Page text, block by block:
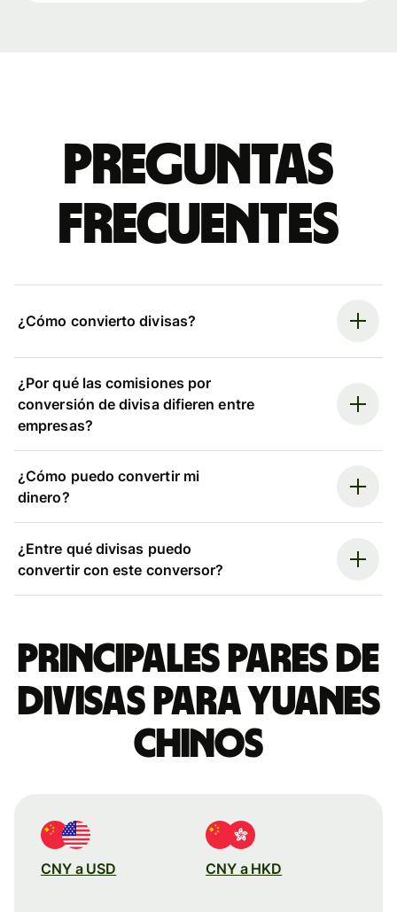
Preguntas
frecuentes
¿Cómo convierto divisas?
¿Por qué las comisiones por
conversión de divisa difieren entre
empresas?
¿Cómo puedo convertir mi
dinero?
¿Entre qué divisas puedo
convertir con este conversor?
Principales pares de
divisas para yuanes
chinos
CNY a USD CNY a HKD